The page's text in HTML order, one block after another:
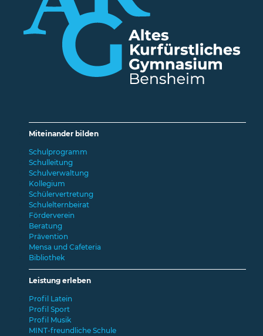
Miteinander bilden
Schulprogramm
Schulleitung
Schulverwaltung
Kollegium
Schülervertretung
Schulelternbeirat
Förderverein
Beratung
Prävention
Mensa und Cafeteria
Bibliothek
Leistung erleben
Profil Latein
Profil Sport
Profil Musik
MINT-freundliche Schule